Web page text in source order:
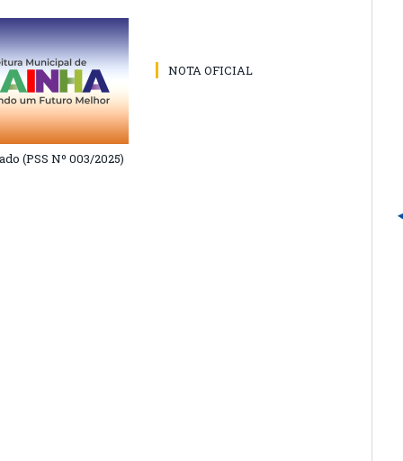
(PSS Nº 003/2025)
NOTA OFICIAL